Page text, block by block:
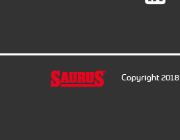
Copyright 2018